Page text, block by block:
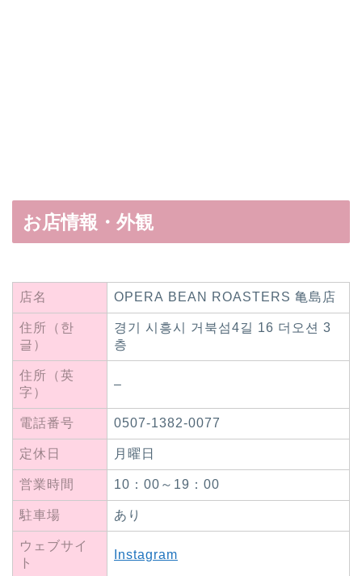
お店情報・外観
店名 OPERA BEAN ROASTERS 亀島店
住所（한
글）
경기 시흥시 거북섬4길 16 더오션 3
층
住所（英
字）
–
電話番号 0507-1382-0077
定休日 月曜日
営業時間 10：00～19：00
駐車場 あり
ウェブサイ
ト
Instagram